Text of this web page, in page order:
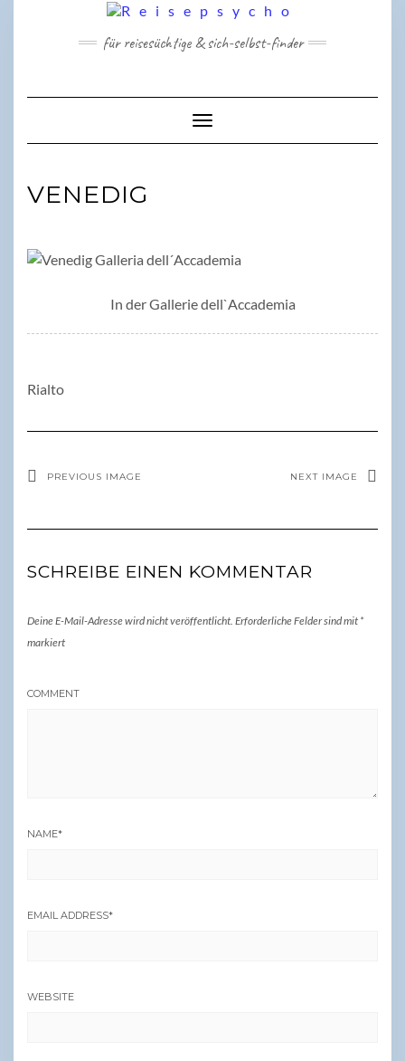
für reisesüchtige & sich-selbst-finder
Toggle Navigation
VENEDIG
In der Gallerie dell`Accademia
Rialto
PREVIOUS IMAGE NEXT IMAGE
SCHREIBE EINEN KOMMENTAR
Deine E-Mail-Adresse wird nicht veröffentlicht. Erforderliche Felder sind mit *
markiert
COMMENT
NAME*
EMAIL ADDRESS*
WEBSITE